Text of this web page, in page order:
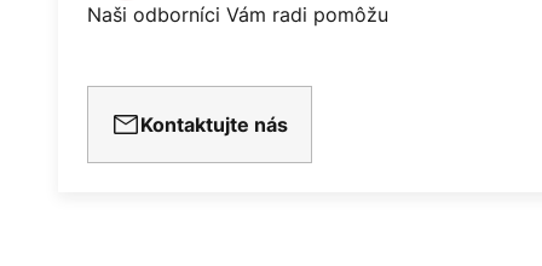
Naši odborníci Vám radi pomôžu
Kontaktujte nás